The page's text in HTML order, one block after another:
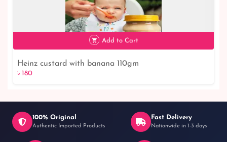
৳ 1208% off
Add to Cart
Heinz custard with banana 110gm
৳ 180
100% Original
Authentic Imported Products
Fast Delivery
Nationwide in 1-3 days